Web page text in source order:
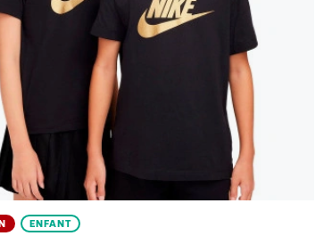
ENFANT